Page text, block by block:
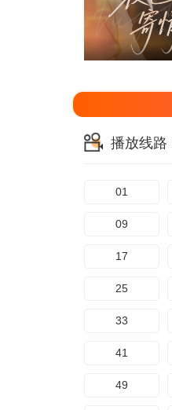
播放线路
01
09
17
25
33
41
49